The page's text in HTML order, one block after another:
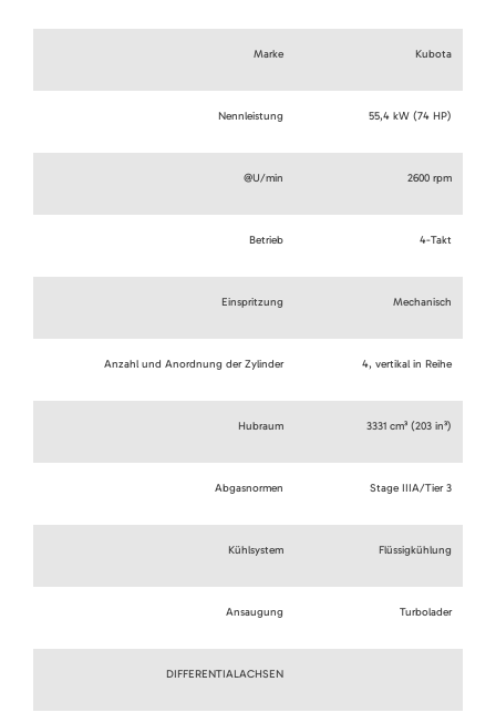
Marke Kubota
Nennleistung 55,4 kW (74 HP)
@U/min 2600 rpm
Betrieb 4-Takt
Einspritzung Mechanisch
Anzahl und Anordnung der Zylinder 4, vertikal in Reihe
Hubraum 3331 cm³ (203 in³)
Abgasnormen Stage IIIA/Tier 3
Kühlsystem Flüssigkühlung
Ansaugung Turbolader
DIFFERENTIALACHSEN